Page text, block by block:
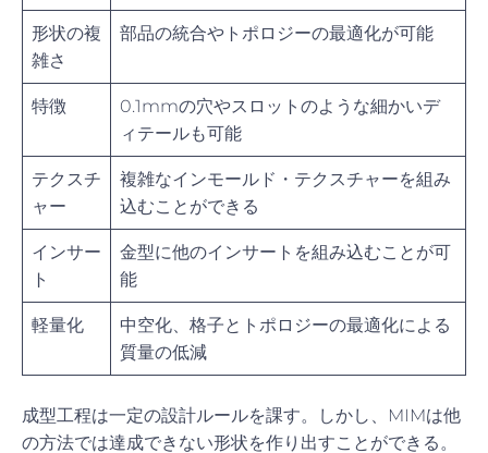
形状の複
雑さ
部品の統合やトポロジーの最適化が可能
特徴
0.1mmの穴やスロットのような細かいデ
ィテールも可能
テクスチ
ャー
複雑なインモールド・テクスチャーを組み
込むことができる
インサー
ト
金型に他のインサートを組み込むことが可
能
軽量化
中空化、格子とトポロジーの最適化による
質量の低減
成型工程は一定の設計ルールを課す。しかし、MIMは他
の方法では達成できない形状を作り出すことができる。